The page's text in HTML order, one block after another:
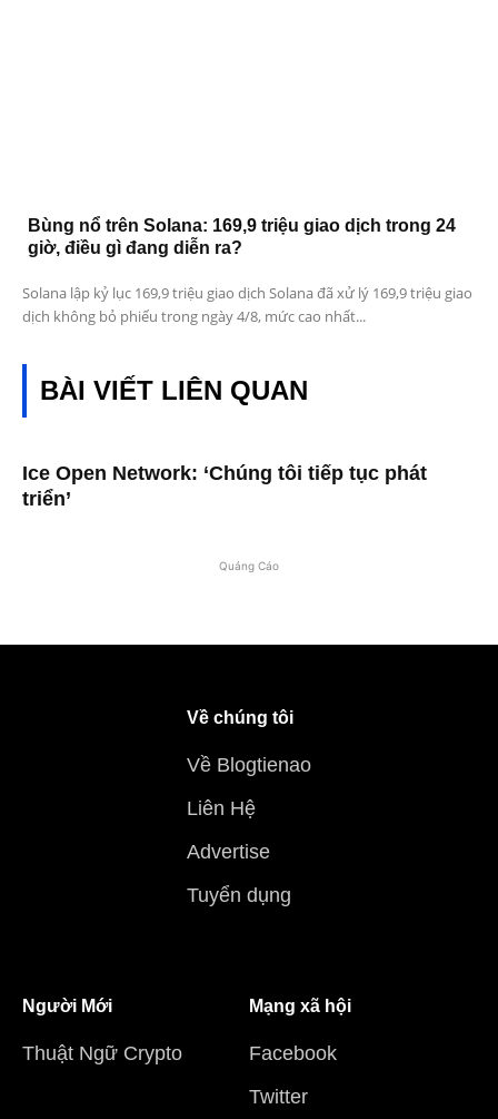
Bùng nổ trên Solana: 169,9 triệu giao dịch trong 24
giờ, điều gì đang diễn ra?
Solana lập kỷ lục 169,9 triệu giao dịch Solana đã xử lý 169,9 triệu giao
dịch không bỏ phiếu trong ngày 4/8, mức cao nhất...
BÀI VIẾT LIÊN QUAN
Ice Open Network: ‘Chúng tôi tiếp tục phát
triển’
Quảng Cáo
Về chúng tôi
Về Blogtienao
Liên Hệ
Advertise
Tuyển dụng
Người Mới
Thuật Ngữ Crypto
Mạng xã hội
Facebook
Twitter